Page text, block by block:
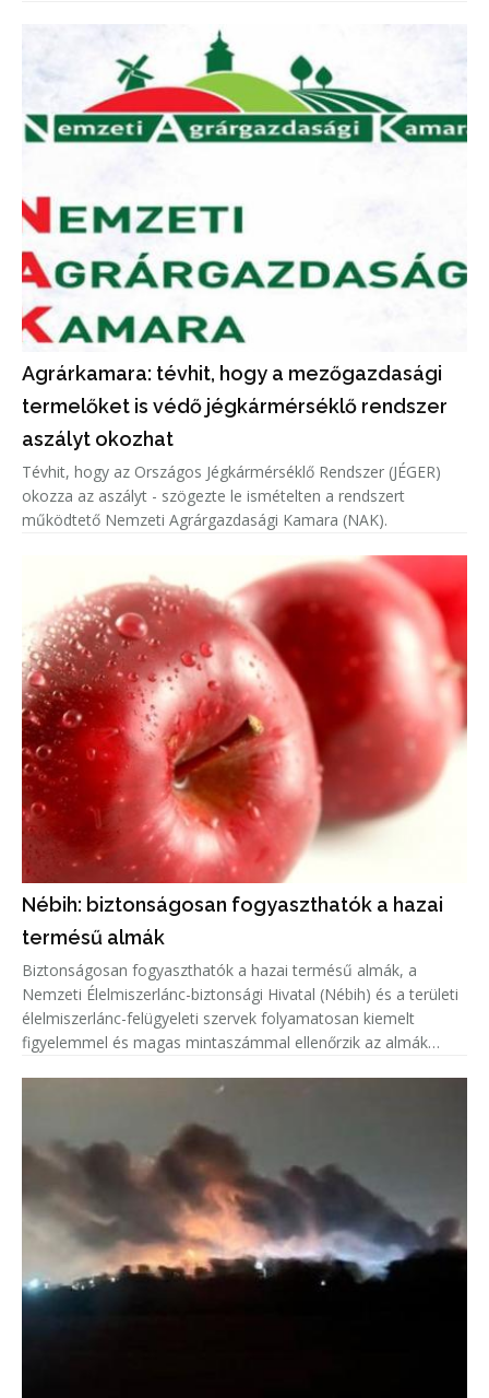
Agrárkamara: tévhit, hogy a mezőgazdasági
termelőket is védő jégkármérséklő rendszer
aszályt okozhat
Tévhit, hogy az Országos Jégkármérséklő Rendszer (JÉGER)
okozza az aszályt - szögezte le ismételten a rendszert
működtető Nemzeti Agrárgazdasági Kamara (NAK).
Nébih: biztonságosan fogyaszthatók a hazai
termésű almák
Biztonságosan fogyaszthatók a hazai termésű almák, a
Nemzeti Élelmiszerlánc-biztonsági Hivatal (Nébih) és a területi
élelmiszerlánc-felügyeleti szervek folyamatosan kiemelt
figyelemmel és magas mintaszámmal ellenőrzik az almák